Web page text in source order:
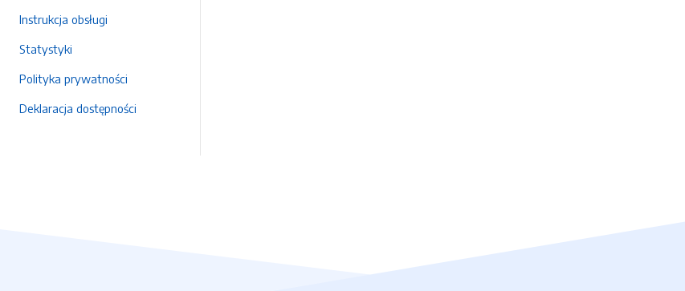
Instrukcja obsługi
Statystyki
Polityka prywatności
Deklaracja dostępności